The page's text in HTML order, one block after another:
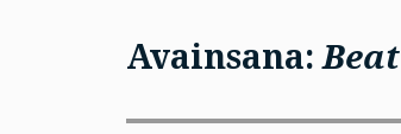
Avainsana:Beat